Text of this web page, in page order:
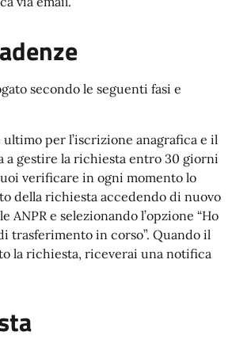
secondo le seguenti fasi e
ultimo per l’iscrizione anagrafica e il
a gestire la richiesta entro 30 giorni
verificare in ogni momento lo
della richiesta accedendo di nuovo
ANPR e selezionando l’opzione “Ho
trasferimento in corso”. Quando il
la richiesta, riceverai una notifica